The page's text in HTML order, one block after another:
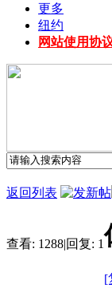
更多
纽约
网站使用协
返回列表
查看: 1288|回复: 1
[